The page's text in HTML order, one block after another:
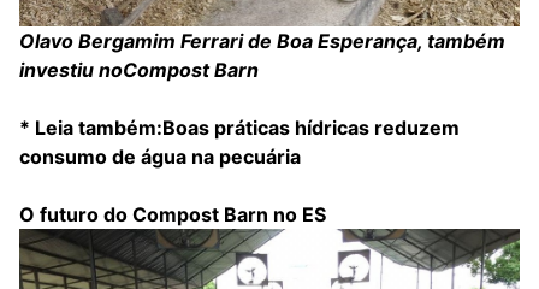
Olavo Bergamim Ferrari de Boa Esperança, também
investiu noCompost Barn
* Leia também:Boas práticas hídricas reduzem
consumo de água na pecuária
O futuro do Compost Barn no ES